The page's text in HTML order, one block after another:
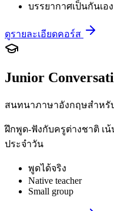
บรรยากาศเป็นกันเอง
ดูรายละเอียดคอร์ส
Junior
สนทนาภาษาอังกฤษสำหรั
ฝึกพูด-ฟังกับครูต่างชาติ เ
ประจำวัน
พูดได้จริง
Native teacher
Small group